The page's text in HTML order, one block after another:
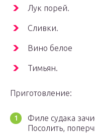
Лук порей.
Сливки.
Вино белое
Тимьян.
Приготовление:
Филе судака
Посолить,